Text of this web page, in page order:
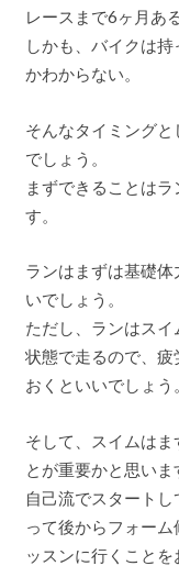
レースまで6ヶ月あ
しかも、バイクは
かわからない。
そんなタイミング
でしょう。
まずできることは
す。
ランはまずは基礎
いでしょう。
ただし、ランはス
状態で走るので、
おくといいでしょう。
そして、スイムは
とが重要かと思いま
自己流でスタート
って後からフォー
ッスンに行くこと